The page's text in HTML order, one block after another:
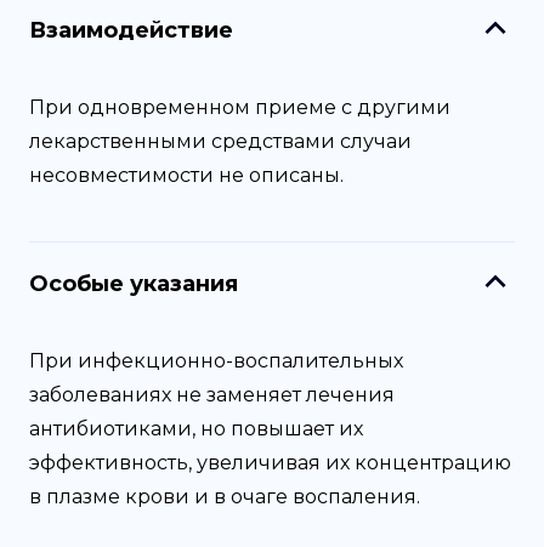
Взаимодействие
При одновременном приеме с другими
лекарственными средствами случаи
несовместимости не описаны.
Особые указания
При инфекционно-воспалительных
заболеваниях не заменяет лечения
антибиотиками, но повышает их
эффективность, увеличивая их концентрацию
в плазме крови и в очаге воспаления.